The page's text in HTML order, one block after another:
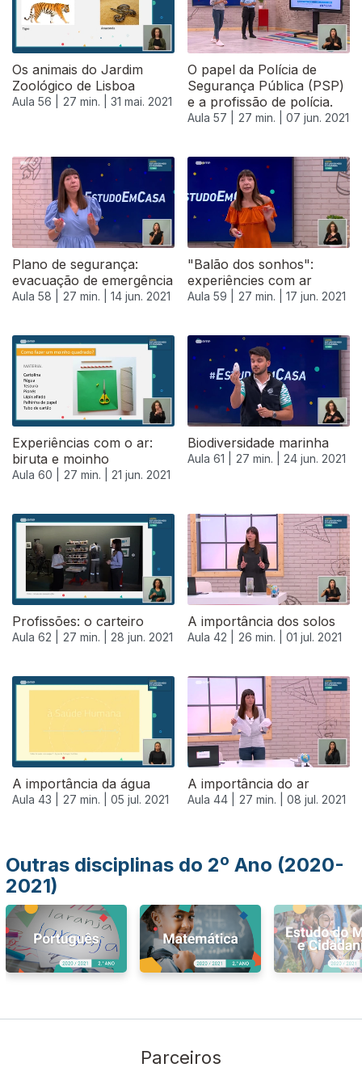
Os animais do Jardim
Zoológico de Lisboa
Aula 56 | 27 min. | 31 mai. 2021
O papel da Polícia de
Segurança Pública (PSP)
e a profissão de polícia.
Aula 57 | 27 min. | 07 jun. 2021
Plano de segurança:
evacuação de emergência
Aula 58 | 27 min. | 14 jun. 2021
"Balão dos sonhos":
experiêncies com ar
Aula 59 | 27 min. | 17 jun. 2021
551722
Experiências com o ar:
biruta e moinho
Aula 60 | 27 min. | 21 jun. 2021
Biodiversidade marinha
Aula 61 | 27 min. | 24 jun. 2021
Profissões: o carteiro
Aula 62 | 27 min. | 28 jun. 2021
A importância dos solos
Aula 42 | 26 min. | 01 jul. 2021
A importância da água
Aula 43 | 27 min. | 05 jul. 2021
A importância do ar
Aula 44 | 27 min. | 08 jul. 2021
556311
Outras disciplinas do 2º Ano (2020-
2021)
Parceiros